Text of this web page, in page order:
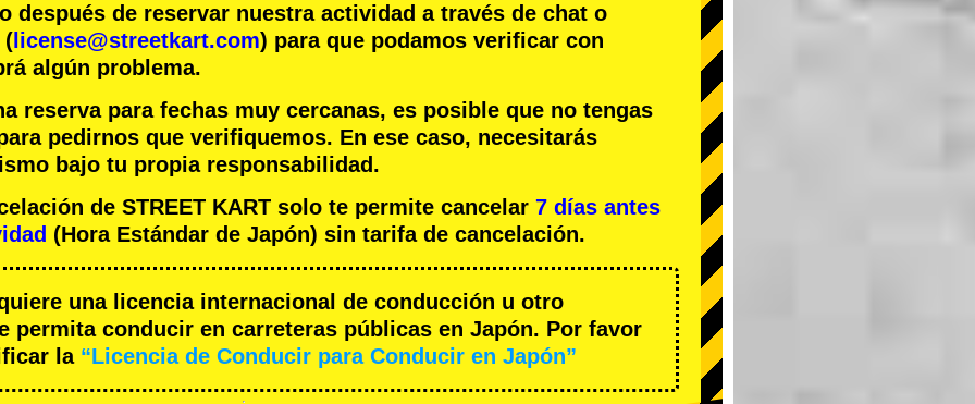
después de reservar nuestra actividad a través de chat o
( license@streetkart.com) para que podamos verificar con
algún problema.
reserva para fechas muy cercanas, es posible que no tengas
pedirnos que verifiquemos. En ese caso, necesitarás
bajo tu propia responsabilidad.
de STREET KART solo te permite cancelar 7 días antes
(Hora Estándar de Japón) sin tarifa de cancelación.
una licencia internacional de conducción u otro
permita conducir en carreteras públicas en Japón. Por favor
la “Licencia de Conducir para Conducir en Japón”